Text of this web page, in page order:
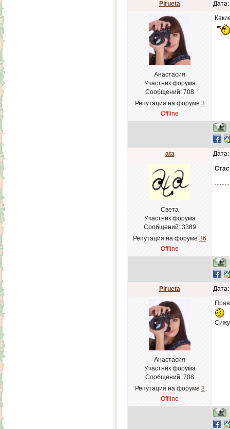
Pirueta
Анастасия
Участник форума
Сообщений: 708
Репутация на форуме 3
Offline
ata
Света
Участник форума
Сообщений: 3389
Репутация на форуме 36
Offline
Pirueta
Анастасия
Участник форума
Сообщений: 708
Репутация на форуме 3
Offline